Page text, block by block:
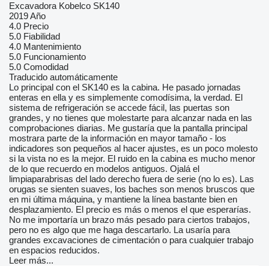
Excavadora Kobelco SK140
2019 Año
4.0 Precio
5.0 Fiabilidad
4.0 Mantenimiento
5.0 Funcionamiento
5.0 Comodidad
Traducido automáticamente
Lo principal con el SK140 es la cabina. He pasado jornadas
enteras en ella y es simplemente comodísima, la verdad. El
sistema de refrigeración se accede fácil, las puertas son
grandes, y no tienes que molestarte para alcanzar nada en las
comprobaciones diarias. Me gustaría que la pantalla principal
mostrara parte de la información en mayor tamaño - los
indicadores son pequeños al hacer ajustes, es un poco molesto
si la vista no es la mejor. El ruido en la cabina es mucho menor
de lo que recuerdo en modelos antiguos. Ojalá el
limpiaparabrisas del lado derecho fuera de serie (no lo es). Las
orugas se sienten suaves, los baches son menos bruscos que
en mi última máquina, y mantiene la línea bastante bien en
desplazamiento. El precio es más o menos el que esperarías.
No me importaría un brazo más pesado para ciertos trabajos,
pero no es algo que me haga descartarlo. La usaría para
grandes excavaciones de cimentación o para cualquier trabajo
en espacios reducidos.
Leer más...